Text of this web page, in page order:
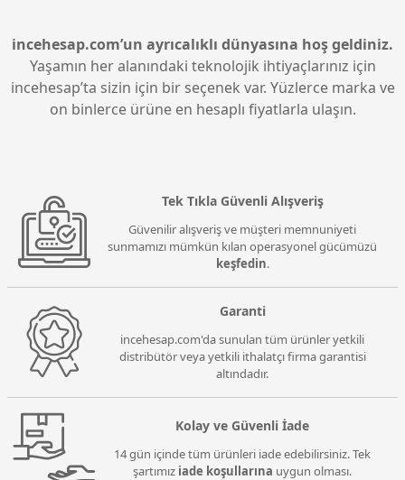
tepki süresi iyileşir. Bu özellikleriyle ileri seviye
kullanıcılar için ideal bir çözümdür.
ulaşmak mümkündür. Bu ayar, üretici tarafından test
edilip onaylanmıştır. Manuel müdahale
gerektirmeden yüksek performans sunar. Stabiliteyi
bozmadan maksimum hızdan yararlanmanızı sağlar.
incehesap.com’un ayrıcalıklı dünyasına hoş geldiniz.
Yaşamın her alanındaki teknolojik ihtiyaçlarınız için
incehesap’ta sizin için bir seçenek var. Yüzlerce marka ve
on binlerce ürüne en hesaplı fiyatlarla ulaşın.
Tek Tıkla Güvenli Alışveriş
Güvenilir alışveriş ve müşteri memnuniyeti
sunmamızı mümkün kılan operasyonel gücümüzü
keşfedin.
Garanti
incehesap.com'da sunulan tüm ürünler yetkili
distribütör veya yetkili ithalatçı firma garantisi
altındadır.
Kolay ve Güvenli İade
14 gün içinde tüm ürünleri iade edebilirsiniz. Tek
şartımız iade koşullarına uygun olması.